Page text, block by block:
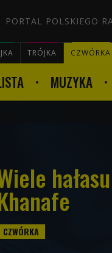
PORTAL POLSKIEGO
TRÓJKA CZWÓRKA
MUZYKA